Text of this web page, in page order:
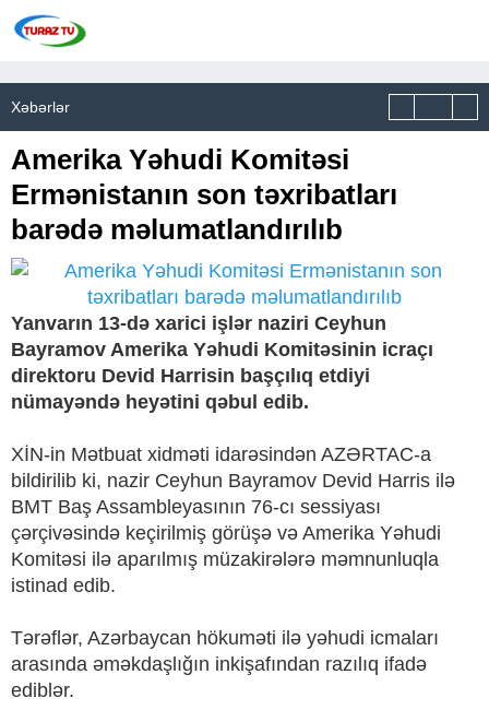
Xəbərlər
Amerika Yəhudi Komitəsi
Ermənistanın son təxribatları
barədə məlumatlandırılıb
Yanvarın 13-də xarici işlər naziri Ceyhun
Bayramov Amerika Yəhudi Komitəsinin icraçı
direktoru Devid Harrisin başçılıq etdiyi
nümayəndə heyətini qəbul edib.
XİN-in Mətbuat xidməti idarəsindən AZƏRTAC-a
bildirilib ki, nazir Ceyhun Bayramov Devid Harris ilə
BMT Baş Assambleyasının 76-cı sessiyası
çərçivəsində keçirilmiş görüşə və Amerika Yəhudi
Komitəsi ilə aparılmış müzakirələrə məmnunluqla
istinad edib.
Tərəflər, Azərbaycan hökuməti ilə yəhudi icmaları
arasında əməkdaşlığın inkişafından razılıq ifadə
ediblər.